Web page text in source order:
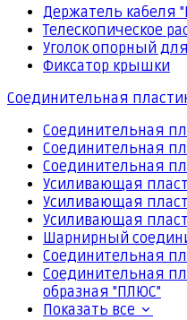
Держатель кабеля
Телескопическое
Уголок опорный
Фиксатор крышки
Соединительная
Соединительная
Соединительная
Соединительная
Усиливающая
Усиливающая
Усиливающая
Шарнирный
Соединительная
Соединительная
образная "ПЛЮС"
Показать все